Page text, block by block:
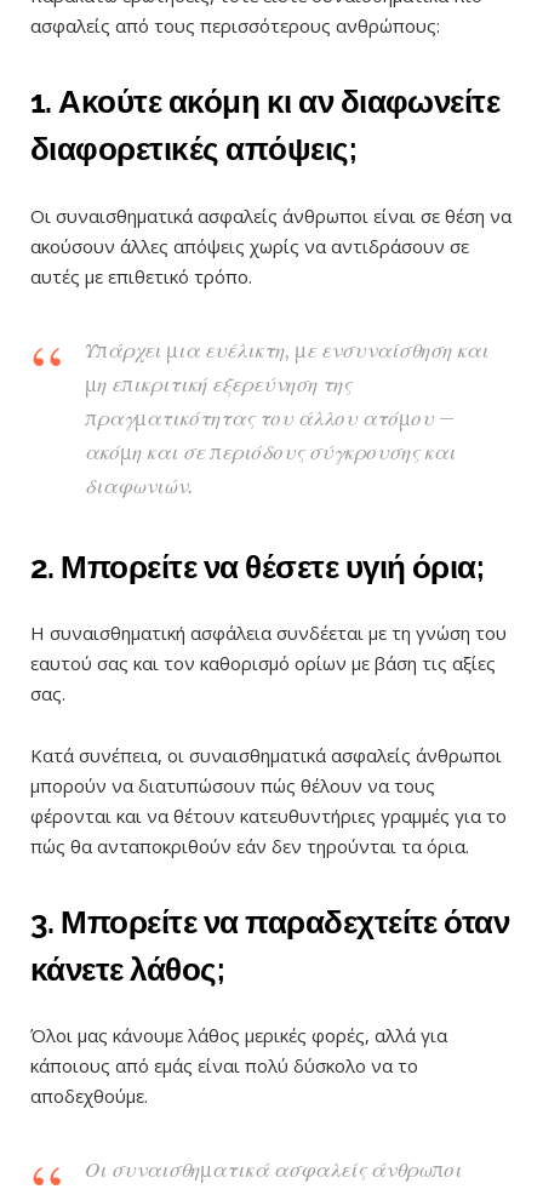
ασφαλείς από τους περισσότερους ανθρώπους:
1. Ακούτε ακόμη κι αν διαφωνείτε
διαφορετικές απόψεις;
Οι συναισθηματικά ασφαλείς άνθρωποι είναι σε θέση να
ακούσουν άλλες απόψεις χωρίς να αντιδράσουν σε
αυτές με επιθετικό τρόπο.
Υπάρχει μια ευέλικτη, με ενσυναίσθηση και
μη επικριτική εξερεύνηση της
πραγματικότητας του άλλου ατόμου —
ακόμη και σε περιόδους σύγκρουσης και
διαφωνιών.
2. Μπορείτε να θέσετε υγιή όρια;
Η συναισθηματική ασφάλεια συνδέεται με τη γνώση του
εαυτού σας και τον καθορισμό ορίων με βάση τις αξίες
σας.
Κατά συνέπεια, οι συναισθηματικά ασφαλείς άνθρωποι
μπορούν να διατυπώσουν πώς θέλουν να τους
φέρονται και να θέτουν κατευθυντήριες γραμμές για το
πώς θα ανταποκριθούν εάν δεν τηρούνται τα όρια.
3. Μπορείτε να παραδεχτείτε όταν
κάνετε λάθος;
Όλοι μας κάνουμε λάθος μερικές φορές, αλλά για
κάποιους από εμάς είναι πολύ δύσκολο να το
αποδεχθούμε.
Οι συναισθηματικά ασφαλείς άνθρωποι